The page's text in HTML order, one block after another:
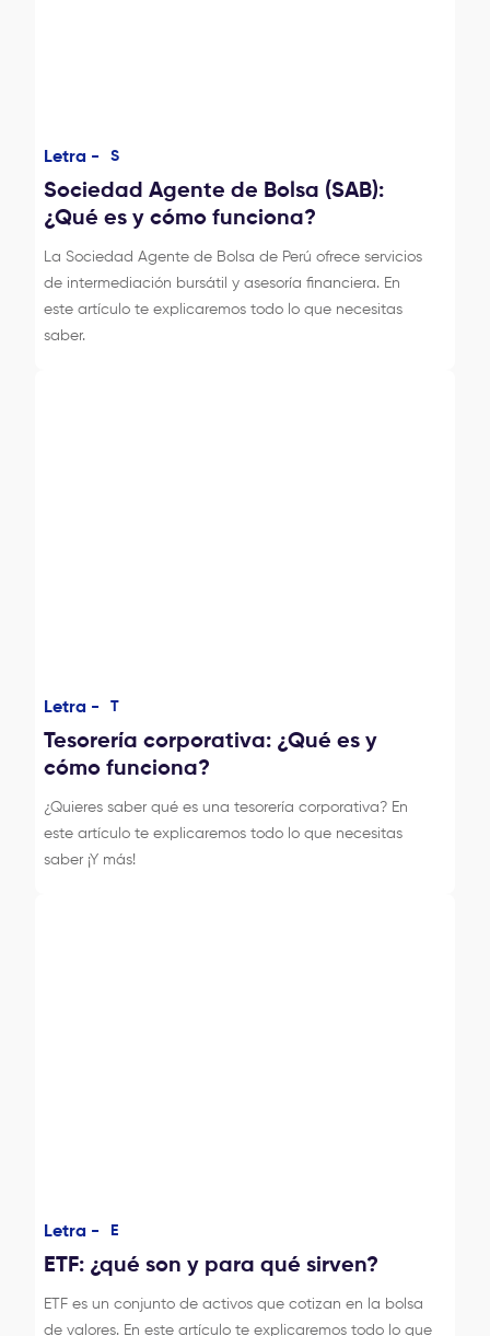
Letra - S
Sociedad Agente de Bolsa (SAB):
¿Qué es y cómo funciona?
La Sociedad Agente de Bolsa de Perú ofrece servicios
de intermediación bursátil y asesoría financiera. En
este artículo te explicaremos todo lo que necesitas
saber.
Letra - T
Tesorería corporativa: ¿Qué es y
cómo funciona?
¿Quieres saber qué es una tesorería corporativa? En
este artículo te explicaremos todo lo que necesitas
saber ¡Y más!
Letra - E
ETF: ¿qué son y para qué sirven?
ETF es un conjunto de activos que cotizan en la bolsa
de valores. En este artículo te explicaremos todo lo que